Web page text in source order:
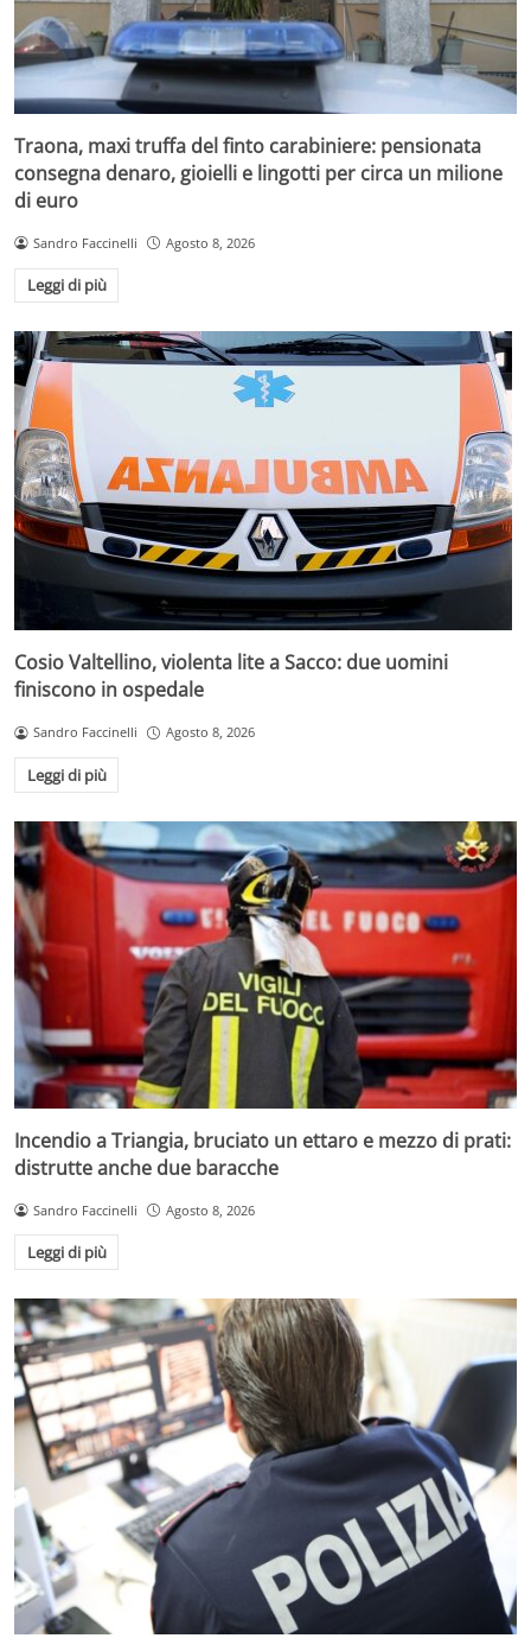
Traona, maxi truffa del finto carabiniere: pensionata
consegna denaro, gioielli e lingotti per circa un milione
di euro
Sandro Faccinelli Agosto 8, 2026
Leggi di più
Cosio Valtellino, violenta lite a Sacco: due uomini
finiscono in ospedale
Sandro Faccinelli Agosto 8, 2026
Leggi di più
Incendio a Triangia, bruciato un ettaro e mezzo di prati:
distrutte anche due baracche
Sandro Faccinelli Agosto 8, 2026
Leggi di più